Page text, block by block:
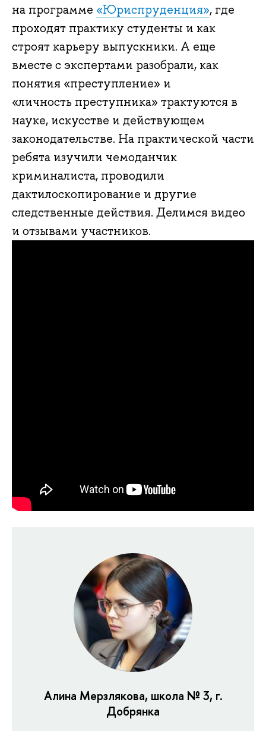
на программе «Юриспруденция», где
проходят практику студенты и как
строят карьеру выпускники. А еще
вместе с экспертами разобрали, как
понятия «преступление» и
«личность преступника» трактуются в
науке, искусстве и действующем
законодательстве. На практической части
ребята изучили чемоданчик
криминалиста, проводили
дактилоскопирование и другие
следственные действия. Делимся видео
и отзывами участников.
Алина Мерзлякова, школа № 3, г.
Добрянка